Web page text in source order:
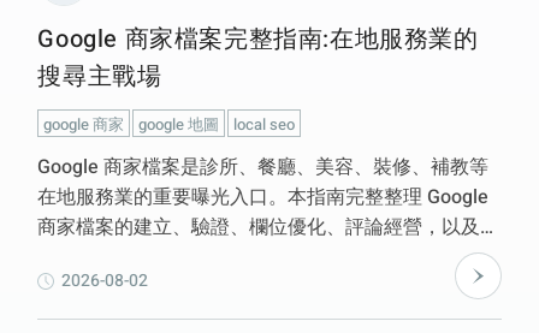
Google 商家檔案完整指南:在地服務業的
搜尋主戰場
google 商家 google 地圖 local seo
Google 商家檔案是診所、餐廳、美容、裝修、補教等
在地服務業的重要曝光入口。本指南完整整理 Google
商家檔案的建立、驗證、欄位優化、評論經營，以及與
官方網站、SEO、GEO 和 AI 搜尋之間的關係，協助企
業建立完整的在地搜尋基礎，提升品牌能見度與消費者
信任。
2026-08-02